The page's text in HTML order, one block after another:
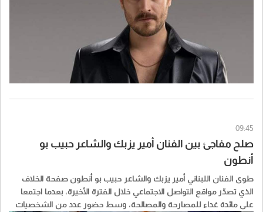
09:45
صلح مفاجئ بين الفنان أمير يزبك والشاعر حبيب بو
أنطون
طوى الفنان اللبناني أمير يزبك والشاعر حبيب بو أنطون صفحة الخلاف
الذي تصدّر مواقع التواصل الاجتماعي خلال الفترة الأخيرة، بعدما اجتمعا
على مائدة غداء للمصارحة والمصالحة، وسط حضور عدد من الشخصيات